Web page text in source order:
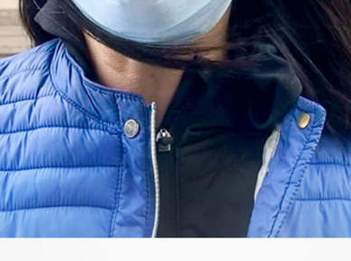
Video